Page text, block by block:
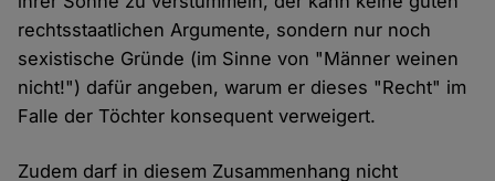
rechtsstaatlichen Argumente, sondern nur noch
sexistische Gründe (im Sinne von "Männer weinen
nicht!") dafür angeben, warum er dieses "Recht" im
Falle der Töchter konsequent verweigert.
Zudem darf in diesem Zusammenhang nicht